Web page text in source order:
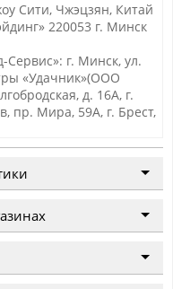
Сити, Чжэцзян, Китай
220053 г. Минск
г. Минск, ул.
«Удачник»(ООО
д. 16А, г.
пр. Мира, 59А, г. Брест,